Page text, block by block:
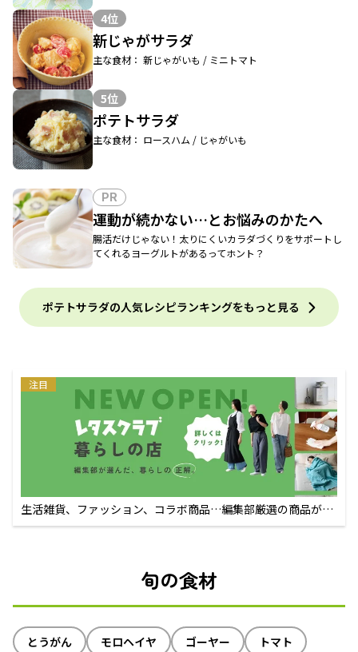
4位
新じゃがサラダ
主な食材： 新じゃがいも / ミニトマト
5位
ポテトサラダ
主な食材： ロースハム / じゃがいも
PR
運動が続かない…とお悩みのかたへ
腸活だけじゃない！太りにくいカラダづくりをサポートし
てくれるヨーグルトがあるってホント？
ポテトサラダの人気レシピランキングをもっと見る
注目
生活雑貨、ファッション、コラボ商品…編集部厳選の商品が買
えるECサイト
旬の食材
とうがん モロヘイヤ ゴーヤー
トマト